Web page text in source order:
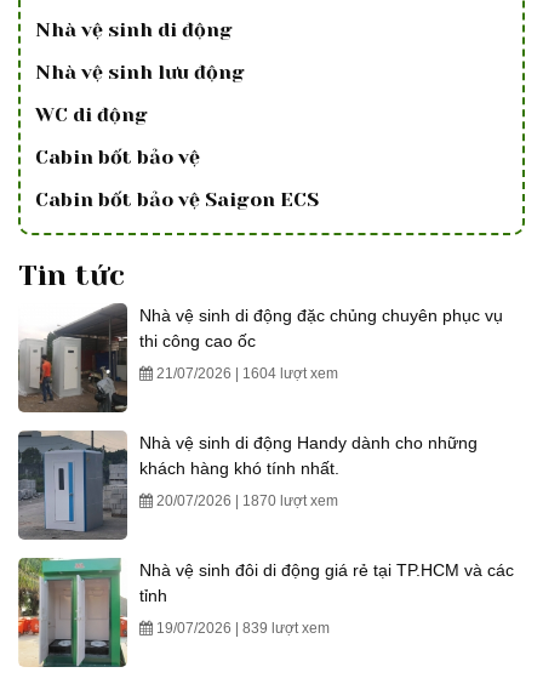
Nhà vệ sinh di động
Nhà vệ sinh lưu động
WC di động
Cabin bốt bảo vệ
Cabin bốt bảo vệ Saigon ECS
Tin tức
Nhà vệ sinh di động đặc chủng chuyên phục vụ
thi công cao ốc
21/07/2026 | 1604 lượt xem
Nhà vệ sinh di động Handy dành cho những
khách hàng khó tính nhất.
20/07/2026 | 1870 lượt xem
Nhà vệ sinh đôi di động giá rẻ tại TP.HCM và các
tỉnh
19/07/2026 | 839 lượt xem